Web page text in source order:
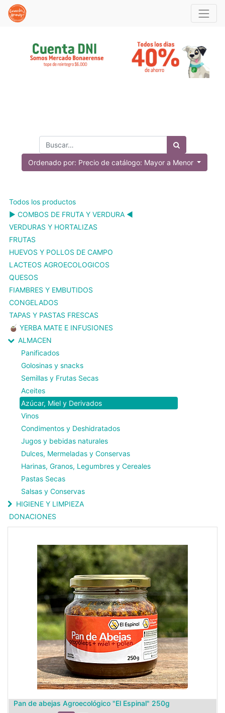
Ordenado por: Precio de catálogo: Mayor a Menor
Todos los productos
▶️ COMBOS DE FRUTA Y VERDURA ◀️
VERDURAS Y HORTALIZAS
FRUTAS
HUEVOS Y POLLOS DE CAMPO
LACTEOS AGROECOLOGICOS
QUESOS
FIAMBRES Y EMBUTIDOS
CONGELADOS
TAPAS Y PASTAS FRESCAS
🧉 YERBA MATE E INFUSIONES
ALMACEN
Panificados
Golosinas y snacks
Semillas y Frutas Secas
Aceites
Azúcar, Miel y Derivados
Vinos
Condimentos y Deshidratados
Jugos y bebidas naturales
Dulces, Mermeladas y Conservas
Harinas, Granos, Legumbres y Cereales
Pastas Secas
Salsas y Conservas
HIGIENE Y LIMPIEZA
DONACIONES
Pan de abejas Agroecológico "El Espinal" 250g